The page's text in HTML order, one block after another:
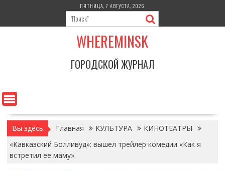
содержимому
ПЯТНИЦА, 7 АВГУСТА, 2026
WHEREMINSK
ГОРОДСКОЙ ЖУРНАЛ
Вы здесь Главная КУЛЬТУРА
КИНОТЕАТРЫ
«Кавказский Болливуд»: вышел трейлер комедии «Как я
встретил ее маму».